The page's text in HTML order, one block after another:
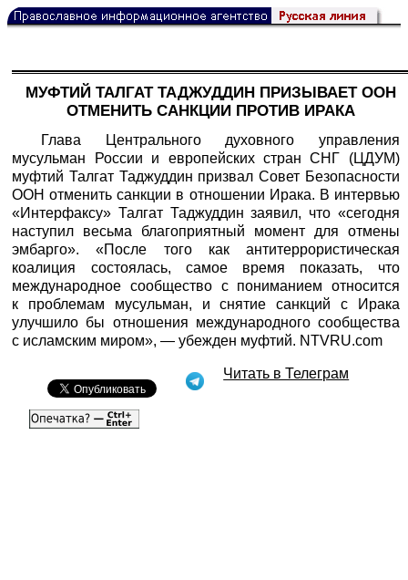
МУФТИЙ ТАЛГАТ ТАДЖУДДИН ПРИЗЫВАЕТ ООН
ОТМЕНИТЬ САНКЦИИ ПРОТИВ ИРАКА
Глава Центрального духовного управления
мусульман России и европейских стран СНГ (ЦДУМ)
муфтий Талгат Таджуддин призвал Совет Безопасности
ООН отменить санкции в отношении Ирака. В интервью
«Интерфаксу» Талгат Таджуддин заявил, что «сегодня
наступил весьма благоприятный момент для отмены
эмбарго». «После того как антитеррористическая
коалиция состоялась, самое время показать, что
международное сообщество с пониманием относится
к проблемам мусульман, и снятие санкций с Ирака
улучшило бы отношения международного сообщества
с исламским миром», — убежден муфтий. NTVRU.com
Читать в Телеграм